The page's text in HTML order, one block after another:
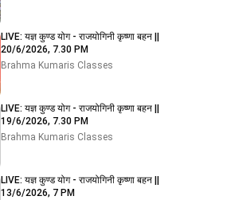
LIVE: यज्ञ कुण्ड योग - राजयोगिनी कृष्णा बहन ||
20/6/2026, 7.30 PM
Brahma Kumaris Classes
LIVE: यज्ञ कुण्ड योग - राजयोगिनी कृष्णा बहन ||
19/6/2026, 7.30 PM
Brahma Kumaris Classes
LIVE: यज्ञ कुण्ड योग - राजयोगिनी कृष्णा बहन ||
13/6/2026, 7 PM